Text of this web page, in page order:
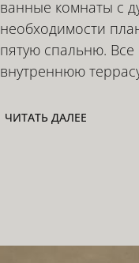
ванные комнаты с
необходимости
пятую спальню.
внутреннюю
ЧИТАТЬ ДАЛЕЕ